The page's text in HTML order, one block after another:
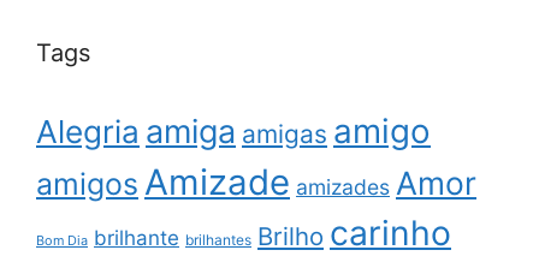
Tags
Alegria amiga amigas amigo
amigos Amizade amizades Amor
Bom Dia brilhante brilhantes Brilho carinho